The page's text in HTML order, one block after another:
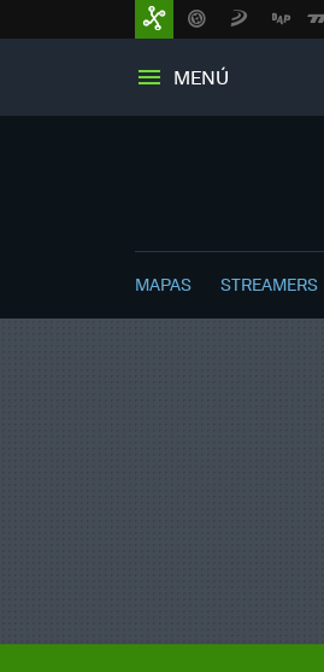
MENÚ
MAPAS STREAMERS